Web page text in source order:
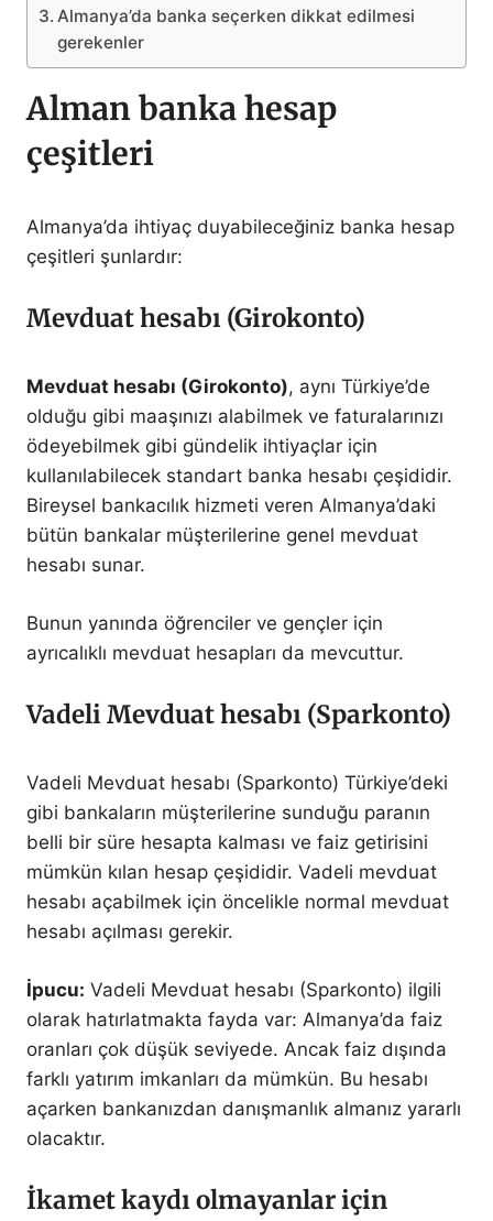
Almanya’da banka seçerken dikkat edilmesi
gerekenler
Alman banka hesap
çeşitleri
Almanya’da ihtiyaç duyabileceğiniz banka hesap
çeşitleri şunlardır:
Mevduat hesabı (Girokonto)
Mevduat hesabı (Girokonto), aynı Türkiye’de
olduğu gibi maaşınızı alabilmek ve faturalarınızı
ödeyebilmek gibi gündelik ihtiyaçlar için
kullanılabilecek standart banka hesabı çeşididir.
Bireysel bankacılık hizmeti veren Almanya’daki
bütün bankalar müşterilerine genel mevduat
hesabı sunar.
Bunun yanında öğrenciler ve gençler için
ayrıcalıklı mevduat hesapları da mevcuttur.
Vadeli Mevduat hesabı (Sparkonto)
Vadeli Mevduat hesabı (Sparkonto) Türkiye’deki
gibi bankaların müşterilerine sunduğu paranın
belli bir süre hesapta kalması ve faiz getirisini
mümkün kılan hesap çeşididir. Vadeli mevduat
hesabı açabilmek için öncelikle normal mevduat
hesabı açılması gerekir.
İpucu: Vadeli Mevduat hesabı (Sparkonto) ilgili
olarak hatırlatmakta fayda var: Almanya’da faiz
oranları çok düşük seviyede. Ancak faiz dışında
farklı yatırım imkanları da mümkün. Bu hesabı
açarken bankanızdan danışmanlık almanız yararlı
olacaktır.
İkamet kaydı olmayanlar için